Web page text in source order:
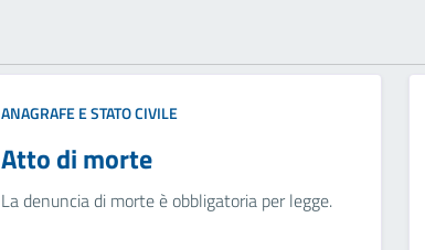
ANAGRAFE E STATO CIVILE
Atto di morte
La denuncia di morte è obbligatoria per legge.